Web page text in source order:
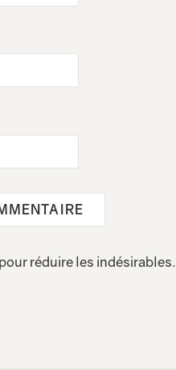
réduire les indésirables.